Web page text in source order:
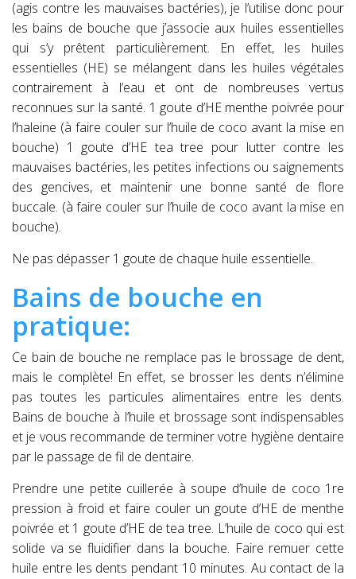
(agis contre les mauvaises bactéries), je l’utilise donc pour
les bains de bouche que j’associe aux huiles essentielles
qui s’y prêtent particulièrement. En effet, les huiles
essentielles (HE) se mélangent dans les huiles végétales
contrairement à l’eau et ont de nombreuses vertus
reconnues sur la santé. 1 goute d’HE menthe poivrée pour
l’haleine (à faire couler sur l’huile de coco avant la mise en
bouche) 1 goute d’HE tea tree pour lutter contre les
mauvaises bactéries, les petites infections ou saignements
des gencives, et maintenir une bonne santé de flore
buccale. (à faire couler sur l’huile de coco avant la mise en
bouche).
Ne pas dépasser 1 goute de chaque huile essentielle.
Bains de bouche en
pratique:
Ce bain de bouche ne remplace pas le brossage de dent,
mais le complète! En effet, se brosser les dents n’élimine
pas toutes les particules alimentaires entre les dents.
Bains de bouche à l’huile et brossage sont indispensables
et je vous recommande de terminer votre hygiène dentaire
par le passage de fil de dentaire.
Prendre une petite cuillerée à soupe d’huile de coco 1re
pression à froid et faire couler un goute d’HE de menthe
poivrée et 1 goute d’HE de tea tree. L’huile de coco qui est
solide va se fluidifier dans la bouche. Faire remuer cette
huile entre les dents pendant 10 minutes. Au contact de la